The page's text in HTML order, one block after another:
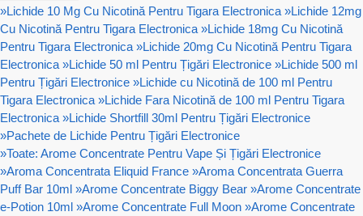
»Lichide 10 Mg Cu Nicotină Pentru Tigara Electronica »Lichide 12mg
Cu Nicotină Pentru Tigara Electronica »Lichide 18mg Cu Nicotină
Pentru Tigara Electronica »Lichide 20mg Cu Nicotină Pentru Tigara
Electronica »Lichide 50 ml Pentru Țigări Electronice »Lichide 500 ml
Pentru Țigări Electronice »Lichide cu Nicotină de 100 ml Pentru
Tigara Electronica »Lichide Fara Nicotină de 100 ml Pentru Tigara
Electronica »Lichide Shortfill 30ml Pentru Țigări Electronice
»Pachete de Lichide Pentru Țigări Electronice
»Toate: Arome Concentrate Pentru Vape Și Țigări Electronice
»Aroma Concentrata Eliquid France »Aroma Concentrata Guerra
Puff Bar 10ml »Arome Concentrate Biggy Bear »Arome Concentrate
e-Potion 10ml »Arome Concentrate Full Moon »Arome Concentrate